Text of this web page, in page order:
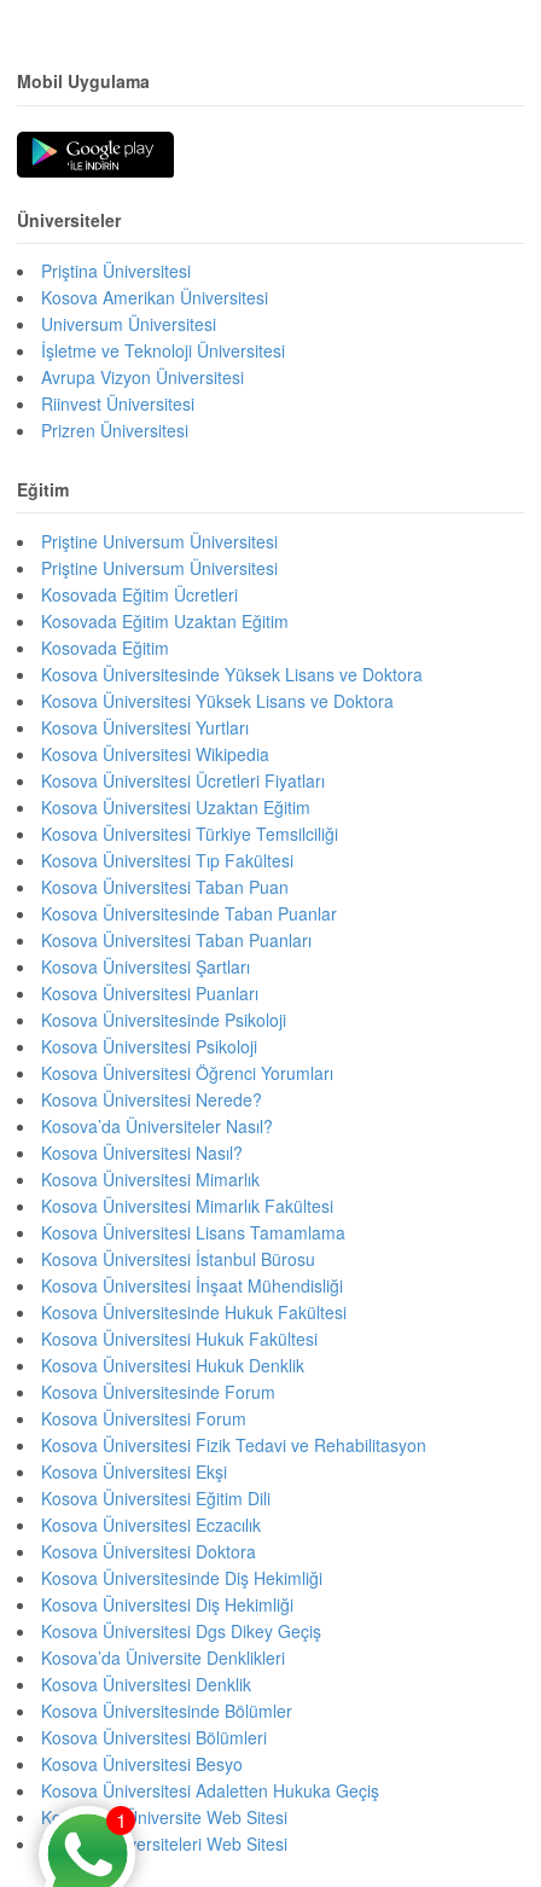
Mobil Uygulama
Üniversiteler
Priştina Üniversitesi
Kosova Amerikan Üniversitesi
Universum Üniversitesi
İşletme ve Teknoloji Üniversitesi
Avrupa Vizyon Üniversitesi
Riinvest Üniversitesi
Prizren Üniversitesi
Eğitim
Priştine Universum Üniversitesi
Priştine Universum Üniversitesi
Kosovada Eğitim Ücretleri
Kosovada Eğitim Uzaktan Eğitim
Kosovada Eğitim
Kosova Üniversitesinde Yüksek Lisans ve Doktora
Kosova Üniversitesi Yüksek Lisans ve Doktora
Kosova Üniversitesi Yurtları
Kosova Üniversitesi Wikipedia
Kosova Üniversitesi Ücretleri Fiyatları
Kosova Üniversitesi Uzaktan Eğitim
Kosova Üniversitesi Türkiye Temsilciliği
Kosova Üniversitesi Tıp Fakültesi
Kosova Üniversitesi Taban Puan
Kosova Üniversitesinde Taban Puanlar
Kosova Üniversitesi Taban Puanları
Kosova Üniversitesi Şartları
Kosova Üniversitesi Puanları
Kosova Üniversitesinde Psikoloji
Kosova Üniversitesi Psikoloji
Kosova Üniversitesi Öğrenci Yorumları
Kosova Üniversitesi Nerede?
Kosova’da Üniversiteler Nasıl?
Kosova Üniversitesi Nasıl?
Kosova Üniversitesi Mimarlık
Kosova Üniversitesi Mimarlık Fakültesi
Kosova Üniversitesi Lisans Tamamlama
Kosova Üniversitesi İstanbul Bürosu
Kosova Üniversitesi İnşaat Mühendisliği
Kosova Üniversitesinde Hukuk Fakültesi
Kosova Üniversitesi Hukuk Fakültesi
Kosova Üniversitesi Hukuk Denklik
Kosova Üniversitesinde Forum
Kosova Üniversitesi Forum
Kosova Üniversitesi Fizik Tedavi ve Rehabilitasyon
Kosova Üniversitesi Ekşi
Kosova Üniversitesi Eğitim Dili
Kosova Üniversitesi Eczacılık
Kosova Üniversitesi Doktora
Kosova Üniversitesinde Diş Hekimliği
Kosova Üniversitesi Diş Hekimliği
Kosova Üniversitesi Dgs Dikey Geçiş
Kosova’da Üniversite Denklikleri
Kosova Üniversitesi Denklik
Kosova Üniversitesinde Bölümler
Kosova Üniversitesi Bölümleri
Kosova Üniversitesi Besyo
Kosova Üniversitesi Adaletten Hukuka Geçiş
Kosova’da Üniversite Web Sitesi
Kosova Üniversiteleri Web Sitesi
1